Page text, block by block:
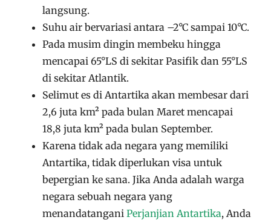
langsung.
Suhu air bervariasi antara –2°C sampai 10°C.
Pada musim dingin membeku hingga
mencapai 65°LS di sekitar Pasifik dan 55°LS
di sekitar Atlantik.
Selimut es di Antartika akan membesar dari
2,6 juta km² pada bulan Maret mencapai
18,8 juta km² pada bulan September.
Karena tidak ada negara yang memiliki
Antartika, tidak diperlukan visa untuk
bepergian ke sana. Jika Anda adalah warga
negara sebuah negara yang
menandatangani Perjanjian Antartika, Anda